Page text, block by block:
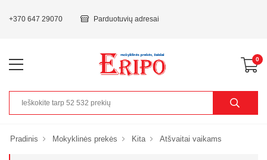
+370 647 29070 Parduotuvių adresai
0
Pradinis Mokyklinės prekės Kita Atšvaitai vaikams